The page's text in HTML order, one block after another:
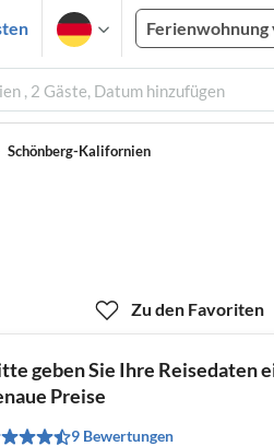
, 2 Gäste, Datum hinzufügen
Schönberg-Kalifornien
Zu den Favoriten
geben Sie Ihre Reisedaten
Preise
9 Bewertungen